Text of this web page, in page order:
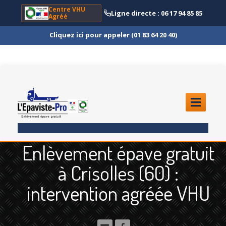
Centre VHU
Agréé
Ligne directe : 06 17 94 85 85
Cliquez ici pour appeler (01 83 64 20 40)
ENLÈVEMENTÉPAVE
Quoi ?
Scooteret Moto
Camion
et Poids Lourd
Enlèvement épave gratuit
à Crisolles (60) :
intervention agréée VHU